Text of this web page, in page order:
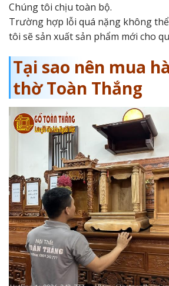
Chúng tôi chịu toàn bộ.
Trường hợp lỗi quá nặng không
tôi sẽ sản xuất sản phẩm mới cho
Tại sao nên mua
thờ Toàn Thắng